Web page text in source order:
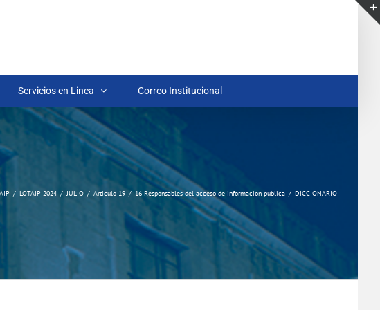
Servicios en Linea Correo Institucional
LOTAIP 2024 JULIO Articulo 19 16 Responsables del acceso de informacion publica DICCIONARIO